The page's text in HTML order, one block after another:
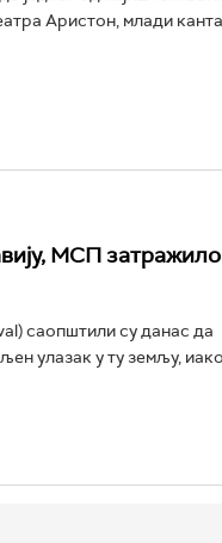
Аристон, млади
МСП затражило
саопштили су данас да
улазак у ту земљу, иако